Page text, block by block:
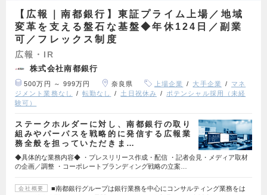
【広報｜南都銀行】東証プライム上場／地域
変革を支える盤石な基盤◆年休124日／副業
可／フレックス制度
広報・IR
株式会社南都銀行
500万円 ～ 999万円 奈良県 上場企業 大手企業
マネ
ジメント業務なし
転勤なし 土日祝休み
ポテンシャル採用（未経
験可）
ステークホルダーに対し、南都銀行の取り
組みやパーパスを戦略的に発信する広報業
務全般を担っていただきま…
◆具体的な業務内容◆ ・プレスリリース作成・配信 ・記者会見・メディア取材
の企画／調整 ・コーポレートブランディング戦略の立案…
会社概要
■南都銀行グループは銀行業務を中心にコンサルティング業務をは